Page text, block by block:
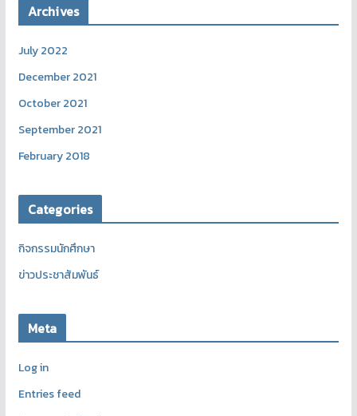
Archives
July 2022
December 2021
October 2021
September 2021
February 2018
Categories
กิจกรรมนักศึกษา
ข่าวประชาสัมพันธ์
Meta
Log in
Entries feed